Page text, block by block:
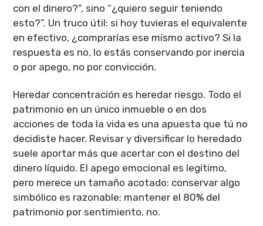
con el dinero?”, sino “¿quiero seguir teniendo
esto?”. Un truco útil: si hoy tuvieras el equivalente
en efectivo, ¿comprarías ese mismo activo? Si la
respuesta es no, lo estás conservando por inercia
o por apego, no por convicción.
Heredar concentración es heredar riesgo. Todo el
patrimonio en un único inmueble o en dos
acciones de toda la vida es una apuesta que tú no
decidiste hacer. Revisar y diversificar lo heredado
suele aportar más que acertar con el destino del
dinero líquido. El apego emocional es legítimo,
pero merece un tamaño acotado: conservar algo
simbólico es razonable; mantener el 80% del
patrimonio por sentimiento, no.